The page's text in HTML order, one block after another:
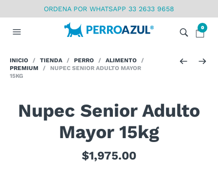
ORDENA POR WHATSAPP 33 2633 9658
0
INICIO / TIENDA / PERRO / ALIMENTO /
PREMIUM / NUPEC SENIOR ADULTO MAYOR
15KG
Nupec Senior Adulto
Mayor 15kg
$1,975.00